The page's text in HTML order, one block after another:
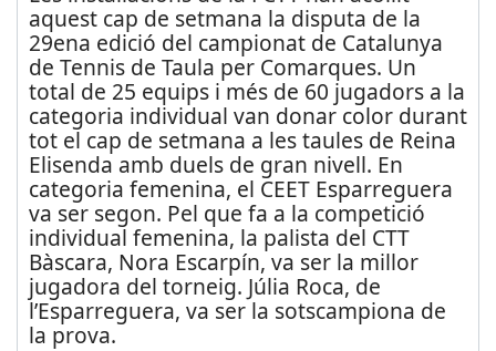
aquest cap de setmana la disputa de la
29ena edició del campionat de Catalunya
de Tennis de Taula per Comarques. Un
total de 25 equips i més de 60 jugadors a la
categoria individual van donar color durant
tot el cap de setmana a les taules de Reina
Elisenda amb duels de gran nivell. En
categoria femenina, el CEET Esparreguera
va ser segon. Pel que fa a la competició
individual femenina, la palista del CTT
Bàscara, Nora Escarpín, va ser la millor
jugadora del torneig. Júlia Roca, de
l’Esparreguera, va ser la sotscampiona de
la prova.